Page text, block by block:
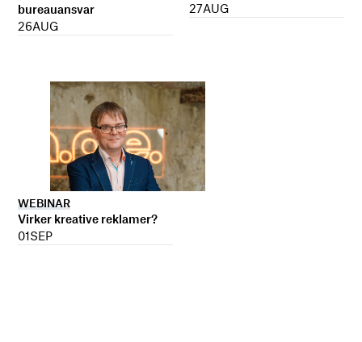
bureauansvar
26AUG
27AUG
WEBINAR
Virker kreative reklamer?
01SEP